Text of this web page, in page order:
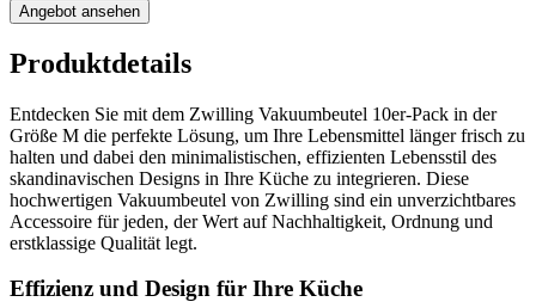
Angebot ansehen
Produktdetails
Entdecken Sie mit dem Zwilling Vakuumbeutel 10er-Pack in der
Größe M die perfekte Lösung, um Ihre Lebensmittel länger frisch zu
halten und dabei den minimalistischen, effizienten Lebensstil des
skandinavischen Designs in Ihre Küche zu integrieren. Diese
hochwertigen Vakuumbeutel von Zwilling sind ein unverzichtbares
Accessoire für jeden, der Wert auf Nachhaltigkeit, Ordnung und
erstklassige Qualität legt.
Effizienz und Design für Ihre Küche